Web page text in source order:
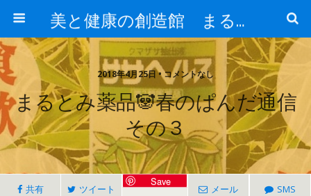
美と健康の創造館 まるとみ薬品 ぐんまの薬屋 芳さんのブログ
2018年4月25日 • コメントなし
まるとみ薬品🐼春のぱんだ通信
その３
共有 ツイート
Save
メール SMS